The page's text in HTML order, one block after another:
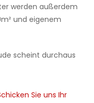
werden außerdem
und eigenem
scheint durchaus
Sie uns Ihr